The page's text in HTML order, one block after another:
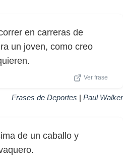
en carreras de
un joven, como creo
Ver frase
Frases de Deportes | Paul Walker
de un caballo y